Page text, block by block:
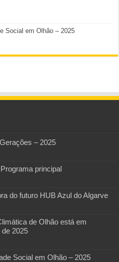
Social em Olhão – 2025
– 2025
principal
do futuro HUB Azul do Algarve
de Olhão está em
2025
Social em Olhão – 2025